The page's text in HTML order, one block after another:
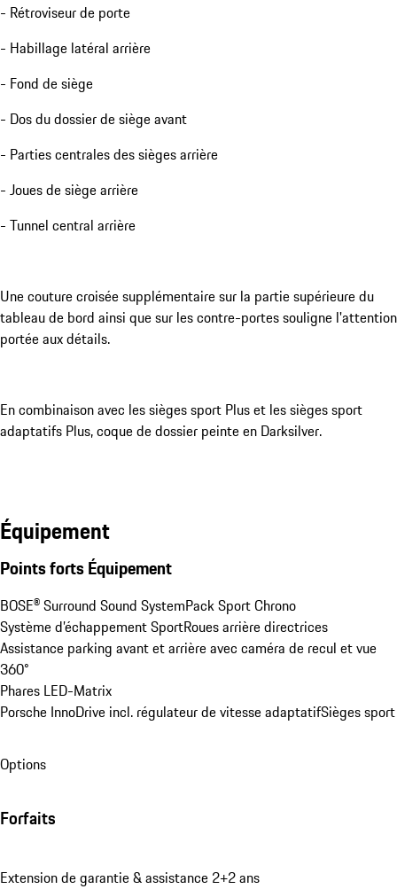
- Rétroviseur de porte
- Habillage latéral arrière
- Fond de siège
- Dos du dossier de siège avant
- Parties centrales des sièges arrière
- Joues de siège arrière
- Tunnel central arrière
Une couture croisée supplémentaire sur la partie supérieure du
tableau de bord ainsi que sur les contre-portes souligne l'attention
portée aux détails.
En combinaison avec les sièges sport Plus et les sièges sport
adaptatifs Plus, coque de dossier peinte en Darksilver.
Équipement
Points forts Équipement
BOSE® Surround Sound SystemPack Sport Chrono
Système d’échappement SportRoues arrière directrices
Assistance parking avant et arrière avec caméra de recul et vue
360°
Phares LED-Matrix
Porsche InnoDrive incl. régulateur de vitesse adaptatifSièges sport
Options
Forfaits
Extension de garantie & assistance 2+2 ans